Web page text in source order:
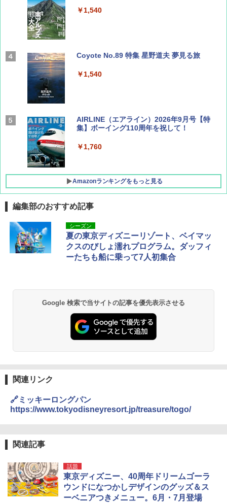
￥1,540
Coyote No.89 特集 星野道夫 夢見る旅
￥1,540
AIRLINE（エアライン）2026年9月号【特
集】ボーイング110周年を祝して！
￥1,760
Amazonランキングをもっと見る
D40 地球の歩き方 チェンマイ タイ北部の魅
力的な町 2026～2027 地球の歩き方D アジア
￥2,079
￥2,479
地球の歩き方 スター・ウォーズ
A26 地球の歩き方 チェコ ポーランド スロヴ
新しい日本地理 地図・統計・移動から読み
解く (講談社現代新書)
[キャンパーズコレクション 山善] ポップアッ
プテント 傘みたいに広げて畳める パッとサ
ッとサンシェード キューブ フルクローズ メ
ッシュ 簡単設置 ワンタッチテント キャンプ
&ハイキング カーキ PATC-150(KH)
PYKES PEAK (パイクスピーク) 着替えテン
ト プライバシー テント 【中が透けない】 1
人用 折りたたみ 防災グッズ 災害用トイレ ビ
ーチ ピクニック ポップアップテント 携帯 簡
易 トイレテント (ブラック)
テント ワンタッチ RENEW 幅200 2-3人用 43
500002(88859)
ーティング フルクローズ メッシュ 3-4人用
簡単設置 ポップアップテント エクルベージ
ュ(BC仕様) PATC-150B(EB)
BUNDOK(バンドック)ソロ ドーム 1 EX BDK
-08EX カーキ ソロキャンプ ポリエステル フ
レーム テント
￥14,800
GRANDOOR ステンレス保冷剤 2個セット 2
コンパクト 保冷力長持ち
￥2,980
DEWEL パラソル 大型 ビーチ アウトドアパ
￥6,459
関の購入実績 登山・キャンプ・アウトドア・
防災用品 長期保存可能 緊急時用 日本国内発
送
編集部のおすすめ記事
シーズン
夏の東京ディズニーリゾート、ベイマッ
クスのびしょ濡れプログラム。ダッフィ
ーたちも船に乗って7人初集合
Google 検索で当サイトの記事を優先表示させる
関連リンク
🔗ミッキーロングパン
https://www.tokyodisneyresort.jp/treasure/togo/
関連記事
話題
東京ディズニー、40周年ドリームゴーラ
ウンドになつかしデザインのグッズ＆ス
ーベニアつきメニュー。6月・7月登場